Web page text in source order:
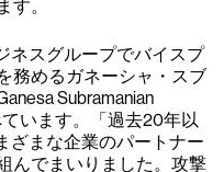
す。
ネスグループでバイスプ
務めるガネーシャ・スブ
Subramanian
います。「過去20年以
ざまな企業のパートナー
んでまいりました。攻撃